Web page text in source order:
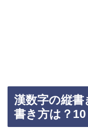
漢数字の縦
書き方は？